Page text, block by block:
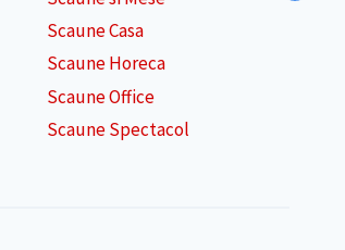
Scaune Casa
Scaune Horeca
Scaune Office
Scaune Spectacol